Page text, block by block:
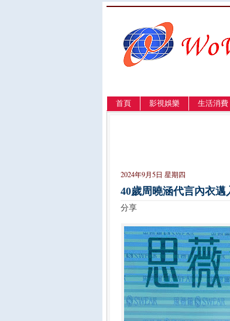
首頁 影視娛樂 生活消費
2024年9月5日 星期四
40歲周曉涵代言內衣
分享